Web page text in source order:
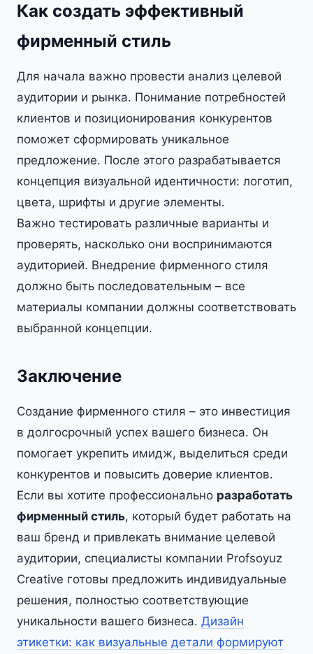
Как создать эффективный
фирменный стиль
Для начала важно провести анализ целевой
аудитории и рынка. Понимание потребностей
клиентов и позиционирования конкурентов
поможет сформировать уникальное
предложение. После этого разрабатывается
концепция визуальной идентичности: логотип,
цвета, шрифты и другие элементы.
Важно тестировать различные варианты и
проверять, насколько они воспринимаются
аудиторией. Внедрение фирменного стиля
должно быть последовательным – все
материалы компании должны соответствовать
выбранной концепции.
Заключение
Создание фирменного стиля – это инвестиция
в долгосрочный успех вашего бизнеса. Он
помогает укрепить имидж, выделиться среди
конкурентов и повысить доверие клиентов.
Если вы хотите профессионально разработать
фирменный стиль, который будет работать на
ваш бренд и привлекать внимание целевой
аудитории, специалисты компании Profsoyuz
Creative готовы предложить индивидуальные
решения, полностью соответствующие
уникальности вашего бизнеса. Дизайн
этикетки: как визуальные детали формируют